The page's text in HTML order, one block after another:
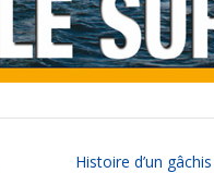
Histoire d’un